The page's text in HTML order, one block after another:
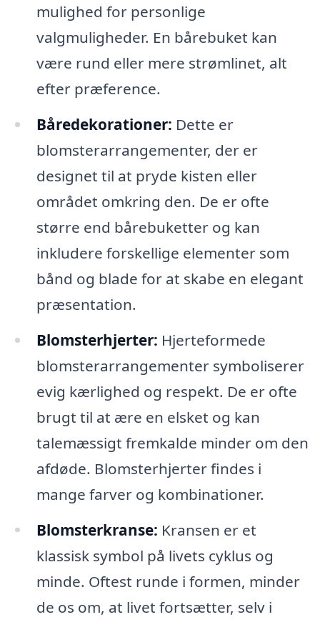
mulighed for personlige
valgmuligheder. En bårebuket kan
være rund eller mere strømlinet, alt
efter præference.
Båredekorationer: Dette er
blomsterarrangementer, der er
designet til at pryde kisten eller
området omkring den. De er ofte
større end bårebuketter og kan
inkludere forskellige elementer som
bånd og blade for at skabe en elegant
præsentation.
Blomsterhjerter: Hjerteformede
blomsterarrangementer symboliserer
evig kærlighed og respekt. De er ofte
brugt til at ære en elsket og kan
talemæssigt fremkalde minder om den
afdøde. Blomsterhjerter findes i
mange farver og kombinationer.
Blomsterkranse: Kransen er et
klassisk symbol på livets cyklus og
minde. Oftest runde i formen, minder
de os om, at livet fortsætter, selv i